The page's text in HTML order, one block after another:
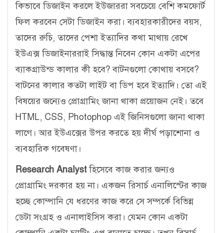
কিভাবে ডিজাইন করলে ইউজাররা সবচেয়ে বেশি কমফোর্ট
ফিল করবেন সেটা ডিজাইন করা। ব্যবহারকারীদের বয়স,
তাদের রুচি, তাদের পেশা ইত্যাদির কথা মাথায় রেখে
ইউএক্স ডিজাইনাররাই সিদ্ধান্ত নিবেন কোন একটা এপের
ব্যাকগ্রাউন্ড কালার কী হবে? বাটনগুলো কোথায় বসবে?
বাটনের কালার কতটা লাইট বা ডিপ হবে ইত্যাদি। তো এই
বিষয়ের জন্যেও প্রোগ্রামিং জানা থাকা প্রয়োজন নেই। তবে
HTML, CSS, Photophop এই জিনিসগুলো জানা থাকা
লাগে। আর ইউএক্সের উপর করতে হয় দীর্ঘ পড়াশোনা ও
ব্যবহারিক গবেষণা।
Research Analystহিসেবে কাজ করার জন্যও
প্রোগ্রামিং দরকার হয় না। একজন রিসার্চ এনালিস্টের কাজ
হচ্ছে কোম্পানি যে ধরণের কাজ করে সে সম্পর্কে বিভিন্ন
ডেটা সংগ্রহ ও এনালাইসিস করা। যেমন কোন একটা